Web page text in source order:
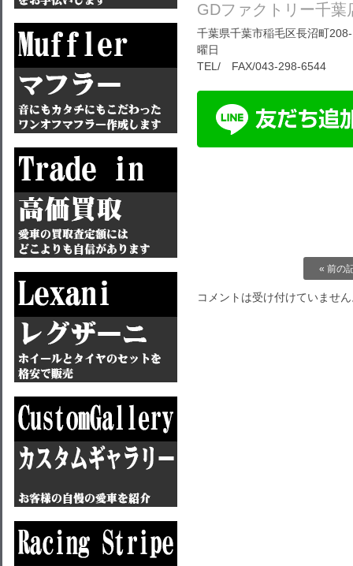
GDファクトリー千葉
千葉県千葉市稲毛区長沼町
曜日
TEL/ FAX/043-298-6544
« 前の
コメントは受け付けていませ